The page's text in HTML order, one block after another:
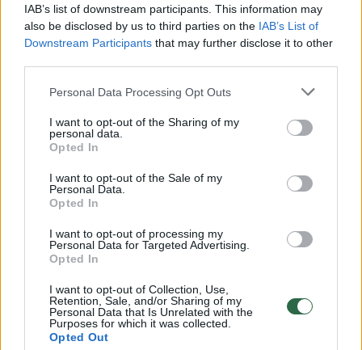
IAB’s list of downstream participants. This information may
also be disclosed by us to third parties on the IAB’s List of
Downstream Participants that may further disclose it to other
Personal Data Processing Opt Outs
I want to opt-out of the Sharing of my
personal data.
Opted In
I want to opt-out of the Sale of my
Personal Data.
Opted In
I want to opt-out of processing my
Personal Data for Targeted Advertising.
Opted In
I want to opt-out of Collection, Use,
Retention, Sale, and/or Sharing of my
Personal Data that Is Unrelated with the
Purposes for which it was collected.
Opted Out
Į kavą įdėkite šaukštelį šio
aliejaus – rezultatas maloniai
Būkite
kasmet
Mokyklų mokymo klasėse, mokymo
kabinetuose, aktų salėje oro temperatūra turi
būti ne aukštesnė kaip 28 °C, santykinė oro
drėgmė – 35–65 proc., oro judėjimo greitis –